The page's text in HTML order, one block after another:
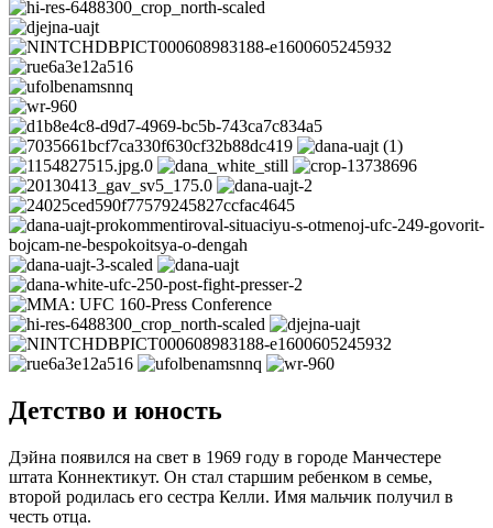
Детство и юность
Дэйна появился на свет в 1969 году в городе Манчестере
штата Коннектикут. Он стал старшим ребенком в семье,
второй родилась его сестра Келли. Имя мальчик получил в
честь отца.